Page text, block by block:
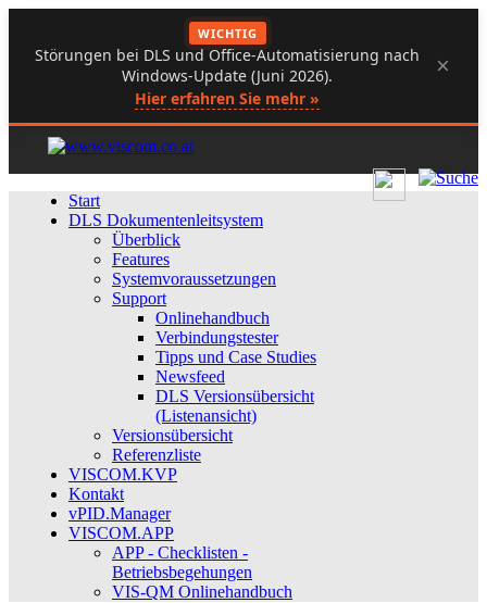
WICHTIG
Störungen bei DLS und Office-Automatisierung nach
Windows-Update (Juni 2026).
Hier erfahren Sie mehr »
×
Start
DLS Dokumentenleitsystem
Überblick
Features
Systemvoraussetzungen
Support
Onlinehandbuch
Verbindungstester
Tipps und Case Studies
Newsfeed
DLS Versionsübersicht
(Listenansicht)
Versionsübersicht
Referenzliste
VISCOM.KVP
Kontakt
vPID.Manager
VISCOM.APP
APP - Checklisten -
Betriebsbegehungen
VIS-QM Onlinehandbuch